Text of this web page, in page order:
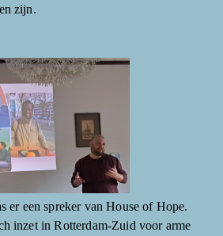
zijn.
er een spreker van House of Hope.
inzet in Rotterdam-Zuid voor arme